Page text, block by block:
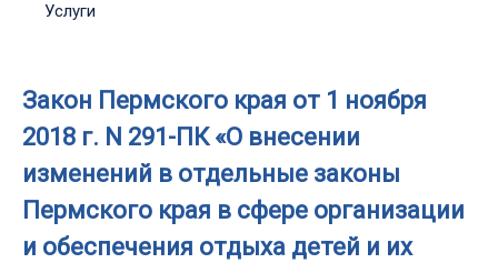
Услуги
Закон Пермского края от 1 ноября
2018 г. N 291-ПК «О внесении
изменений в отдельные законы
Пермского края в сфере организации
и обеспечения отдыха детей и их